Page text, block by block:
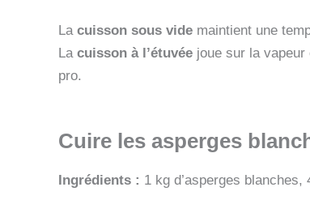
La cuisson sous vide maintient une
La cuisson à l’étuvée joue sur la
pro.
Cuire les asperges
Ingrédients : 1 kg d’asperges